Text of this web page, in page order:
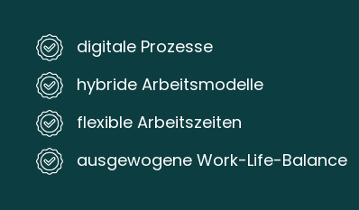
digitale Prozesse
hybride Arbeitsmodelle
flexible Arbeitszeiten
ausgewogene Work-Life-Balance